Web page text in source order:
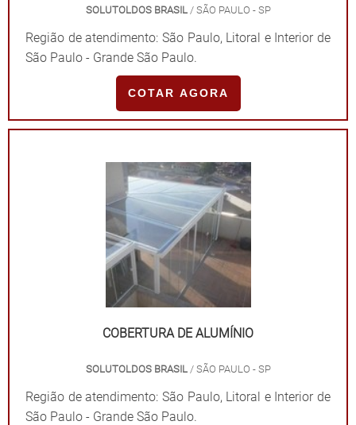
SOLUTOLDOS BRASIL/ SÃO PAULO - SP
Região de atendimento: São Paulo, Litoral e Interior de
São Paulo - Grande São Paulo.
COTAR AGORA
COBERTURA DE ALUMÍNIO
SOLUTOLDOS BRASIL/ SÃO PAULO - SP
Região de atendimento: São Paulo, Litoral e Interior de
São Paulo - Grande São Paulo.